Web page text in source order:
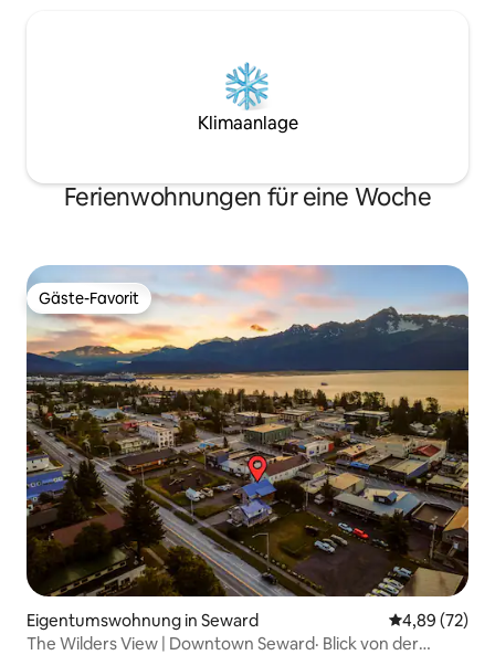
Klimaanlage
Ferienwohnungen für eine Woche
Gäste-Favorit
Gäste-Favorit
Eigentumswohnung in Seward
4,89 (72)
The Wilders View | Downtown Seward· Blick von der